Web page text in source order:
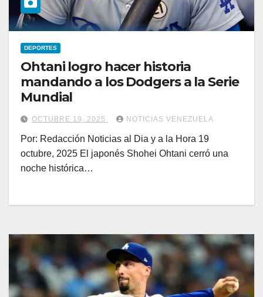
DEPORTES
Ohtani logro hacer historia
mandando a los Dodgers a la Serie
Mundial
OCTUBRE 19, 2025 NOTICIAS VENEZUELA
Por: Redacción Noticias al Dia y a la Hora 19
octubre, 2025 El japonés Shohei Ohtani cerró una
noche histórica…